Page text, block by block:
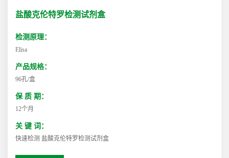
盐酸克伦特罗检测试剂盒
检测原理：
Elisa
产品规格：
96孔/盒
保 质 期：
12个月
关 键 词：
快速检测 盐酸克伦特罗检测试剂盒